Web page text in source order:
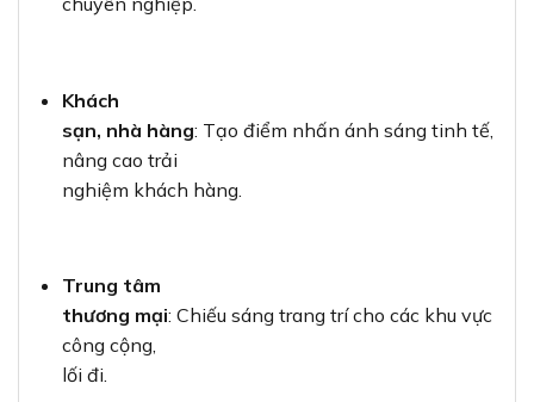
Khách
sạn, nhà hàng: Tạo điểm nhấn ánh sáng tinh tế,
nâng cao trải
nghiệm khách hàng.
Trung tâm
thương mại: Chiếu sáng trang trí cho các khu vực
công cộng,
lối đi.